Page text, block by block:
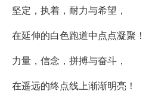
坚定，执着，耐力与希望，
在延伸的白色跑道中点点凝聚！
力量，信念，拼搏与奋斗，
在遥远的终点线上渐渐明亮！